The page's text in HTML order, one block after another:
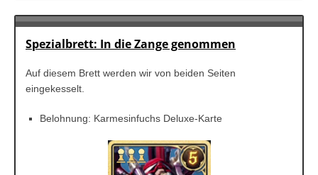
Spezialbrett: In die Zange genommen
Auf diesem Brett werden wir von beiden Seiten
eingekesselt.
Belohnung: Karmesinfuchs Deluxe-Karte